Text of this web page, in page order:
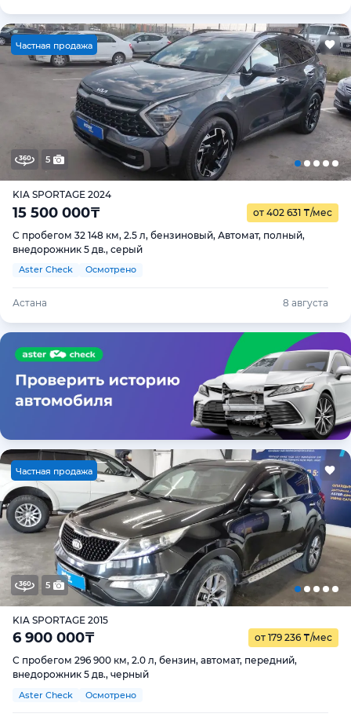
Частная продажа
5
KIA SPORTAGE 2024
15 500 000₸ от 402 631 ₸/мес
С пробегом 32 148 км, 2.5 л, бензиновый, Автомат, полный,
внедорожник 5 дв., серый
Aster Check Осмотрено
Астана 8 августа
Частная продажа
5
KIA SPORTAGE 2015
6 900 000₸ от 179 236 ₸/мес
С пробегом 296 900 км, 2.0 л, бензин, автомат, передний,
внедорожник 5 дв., черный
Aster Check Осмотрено